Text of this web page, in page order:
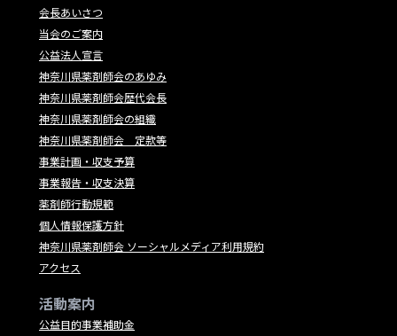
会長あいさつ
当会のご案内
公益法人宣言
神奈川県薬剤師会のあゆみ
神奈川県薬剤師会歴代会長
神奈川県薬剤師会の組織
神奈川県薬剤師会 定款等
事業計画・収支予算
事業報告・収支決算
薬剤師行動規範
個人情報保護方針
神奈川県薬剤師会 ソーシャルメディア利用規約
アクセス
活動案内
公益目的事業補助金